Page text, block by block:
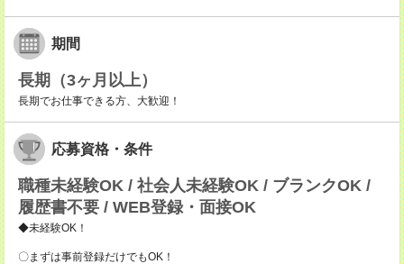
期間
長期（3ヶ月以上）
長期でお仕事できる方、大歓迎！
応募資格・条件
職種未経験OK / 社会人未経験OK / ブランクOK /
履歴書不要 / WEB登録・面接OK
◆未経験OK！
〇まずは事前登録だけでもOK！